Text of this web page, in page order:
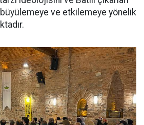
ve etkilemeye yönelik